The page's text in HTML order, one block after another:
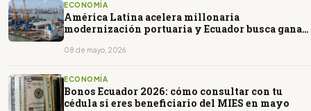
ECONOMÍA
América Latina acelera millonaria
modernización portuaria y Ecuador busca ganar
08 de mayo, 2026
ECONOMÍA
Bonos Ecuador 2026: cómo consultar con tu
cédula si eres beneficiario del MIES en mayo